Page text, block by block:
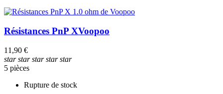
Résistances PnP XVoopoo
11,90 €
starstarstarstarstar
5 pièces
Rupture de stock